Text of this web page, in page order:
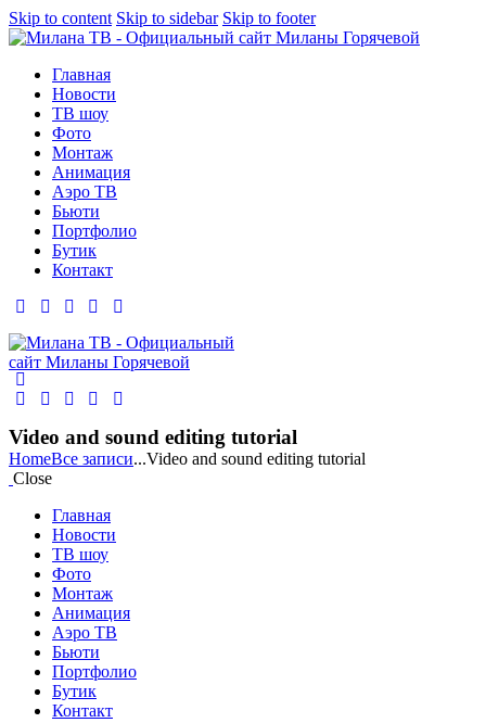
Skip to content Skip to sidebar Skip to footer
Главная
Новости
ТВ шоу
Фото
Монтаж
Анимация
Аэро ТВ
Бьюти
Портфолио
Бутик
Контакт
Video and sound editing tutorial
HomeВсе записи...Video and sound editing tutorial
Close
Главная
Новости
ТВ шоу
Фото
Монтаж
Анимация
Аэро ТВ
Бьюти
Портфолио
Бутик
Контакт